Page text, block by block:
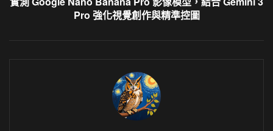
Pro 強化視覺創作與精準控圖